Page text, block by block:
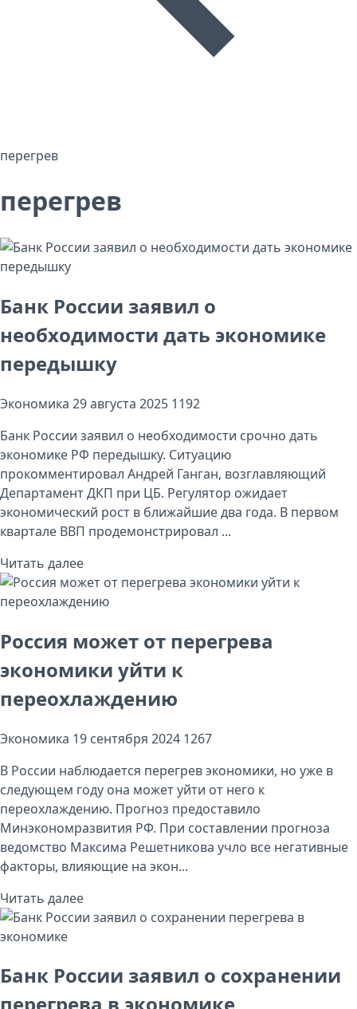
перегрев
перегрев
Банк России заявил о
необходимости дать экономике
передышку
Экономика 29 августа 2025 1192
Банк России заявил о необходимости срочно дать
экономике РФ передышку. Ситуацию
прокомментировал Андрей Ганган, возглавляющий
Департамент ДКП при ЦБ. Регулятор ожидает
экономический рост в ближайшие два года. В первом
квартале ВВП продемонстрировал ...
Читать далее
Россия может от перегрева
экономики уйти к
переохлаждению
Экономика 19 сентября 2024 1267
В России наблюдается перегрев экономики, но уже в
следующем году она может уйти от него к
переохлаждению. Прогноз предоставило
Минэкономразвития РФ. При составлении прогноза
ведомство Максима Решетникова учло все негативные
факторы, влияющие на экон...
Читать далее
Банк России заявил о сохранении